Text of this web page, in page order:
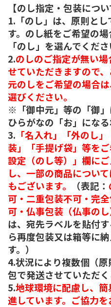
【のし指定・包装につい
1.「のし」は、原則と
す。のし紙をご希望の
「のし」を選んでくださ
2.のしのご指定が無い
せていただきますので
元のしをご希望の場合
選びください。
※「御中元」等の「御
ひらがなの「お」になる
3. 「名入れ」「外のし
装」「手提げ袋」等を
設定（のし等）」欄に
し、一部の商品につい
もございます。
（表記：
可・二重包装不可・完
可・仏事包装（仏事のし
は、宛先ラベルを貼付
ら再度包装又は箱等に
す。）
4.状況により複数個（
包で発送させていただく
5.地球環境に配慮し、
進しています。ご協力を